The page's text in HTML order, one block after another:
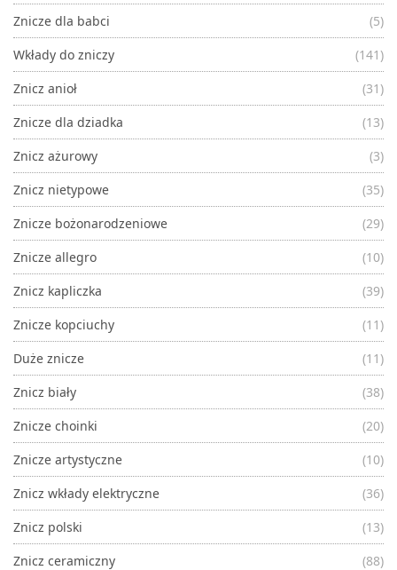
Znicze dla babci
(5)
Wkłady do zniczy
(141)
Znicz anioł
(31)
Znicze dla dziadka
(13)
Znicz ażurowy
(3)
Znicz nietypowe
(35)
Znicze bożonarodzeniowe
(29)
Znicze allegro
(10)
Znicz kapliczka
(39)
Znicze kopciuchy
(11)
Duże znicze
(11)
Znicz biały
(38)
Znicze choinki
(20)
Znicze artystyczne
(10)
Znicz wkłady elektryczne
(36)
Znicz polski
(13)
Znicz ceramiczny
(88)